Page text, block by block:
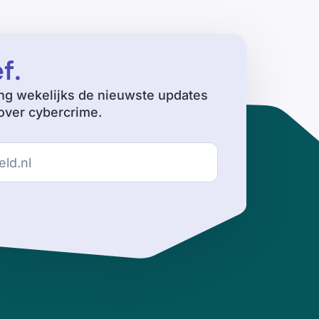
.
wekelijks de nieuwste updates
cybercrime.